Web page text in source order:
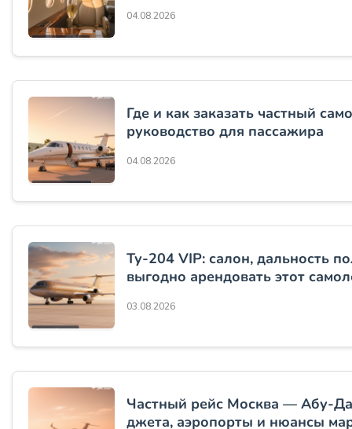
04.08.2026
Где и как заказать частный
руководство для пассажира
04.08.2026
Ту-204 VIP: салон, дальность
выгодно арендовать этот
03.08.2026
Частный рейс Москва — Абу-
джета, аэропорты и нюансы